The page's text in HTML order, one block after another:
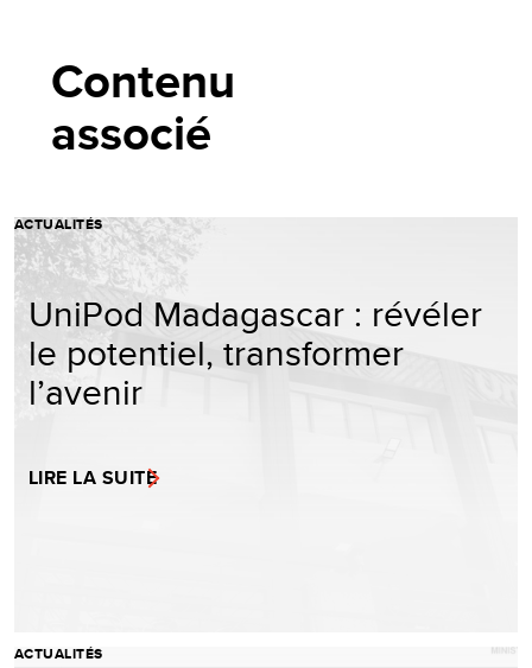
Contenu
associé
ACTUALITÉS
UniPod Madagascar : révéler
le potentiel, transformer
l’avenir
LIRE LA SUITE
ACTUALITÉS